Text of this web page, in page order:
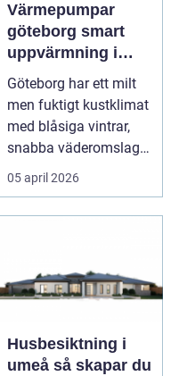
Värmepumpar
göteborg smart
uppvärmning i
kustklimat
Göteborg har ett milt
men fuktigt kustklimat
med blåsiga vintrar,
snabba väderomslag
och ofta hög lu...
05 april 2026
Husbesiktning i
umeå så skapar du